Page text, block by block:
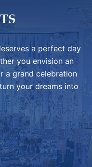
a perfect day
you envision an
a grand celebration
your dreams into
-
LAGRONOVÝCH -
FIALOVÝCH -
SPILKOVÝCH -
HLAVATÝCH -
ČESKÉ